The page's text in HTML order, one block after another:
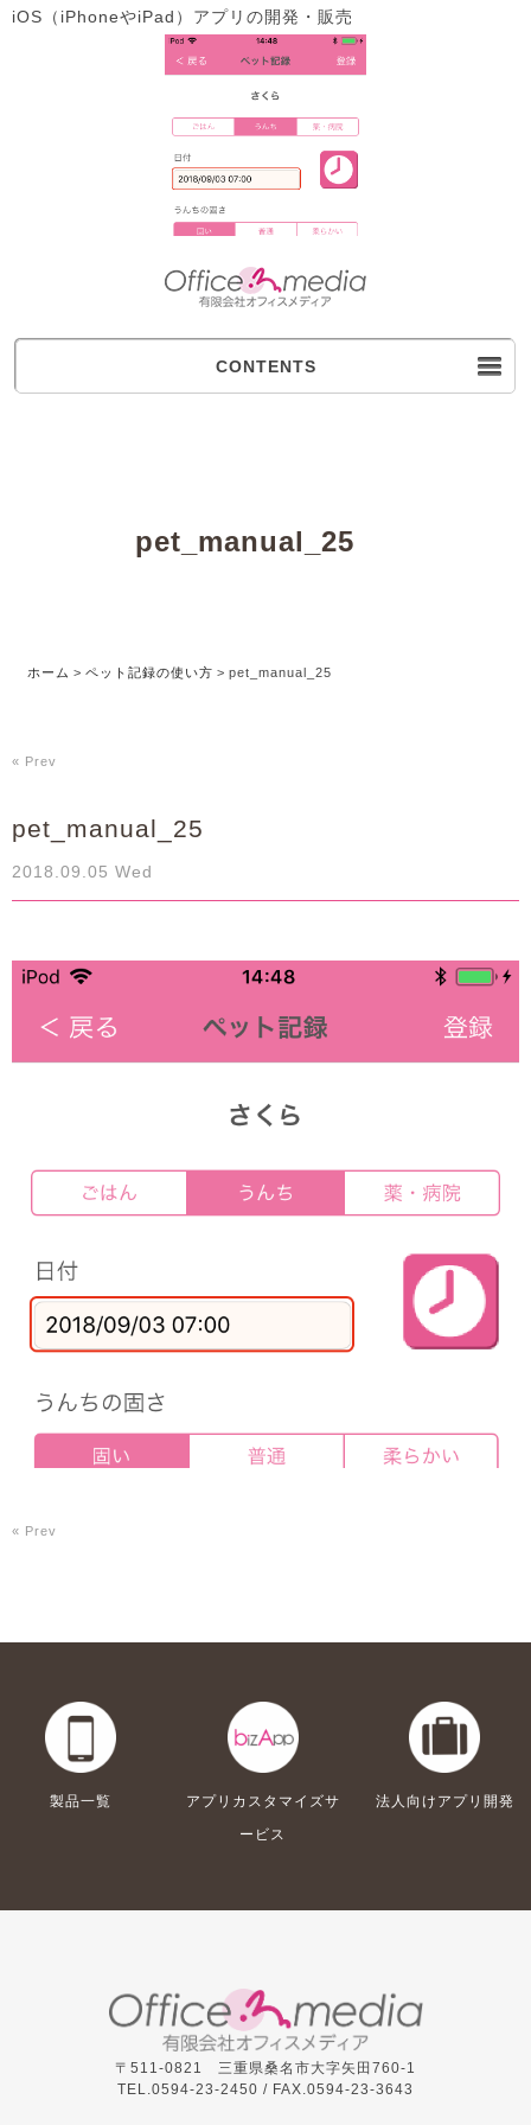
iOS（iPhoneやiPad）アプリの開発・販売
CONTENTS
pet_manual_25
ホーム > ペット記録の使い方 > pet_manual_25
« Prev
pet_manual_25
2018.09.05 Wed
« Prev
製品一覧
アプリカスタマイズサ
ービス
法人向けアプリ開発
〒511-0821 三重県桑名市大字矢田760-1
TEL.0594-23-2450 / FAX.0594-23-3643